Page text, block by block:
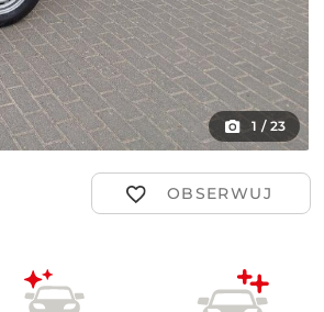
1 / 23